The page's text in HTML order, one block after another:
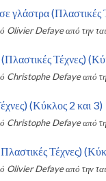
γλάστρα
Olivier Defayeαπό την
Τέχνες)
Christophe Defayeαπό
(Κύκλος 2 και 3)
Christophe Defayeαπό
Τέχνες)
Olivier Defayeαπό την